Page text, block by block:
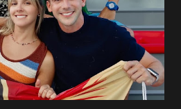
de Gabriel com Joana.
de todas as suspeitas pelo
apontando que ele poderia
Gabriel. Artur informa a Gabriel
engano outra paciente, que está